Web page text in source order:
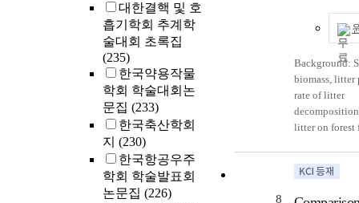
대한결핵 및 호
흡기학회 추계학
술대회 초록집
(235)
한국약용작물
학회 학술대회논
문집 (233)
한국축산학회
지 (230)
한국항공우주
학회 학술발표회
논문집 (226)
temperature-
release was
fluorescence
HA-coated
showed lower
at body
to the HA
liposomal
compared to
Moreover,
TSL, HA-TSL
Background:
biomass, litter
rate of litter
litter on forest
investigated
8